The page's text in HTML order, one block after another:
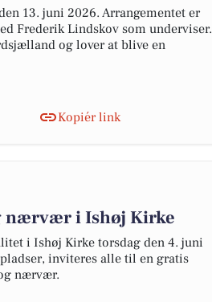
13. juni 2026. Arrangementet er
Frederik Lindskov som underviser.
og lover at blive en
Kopiér link
nærvær i Ishøj Kirke
i Ishøj Kirke torsdag den 4. juni
inviteres alle til en gratis
nærvær.